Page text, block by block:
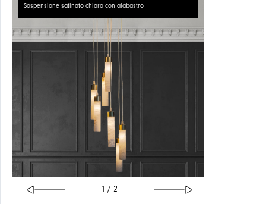
Sospensione satinato chiaro con alabastro
Sospensione satinato chiaro con alabastro
1 / 2